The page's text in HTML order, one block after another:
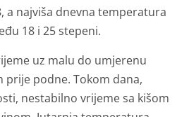
a najviša dnevna temperatura
18 i 25 stepeni.
uz malu do umjerenu
prije podne. Tokom dana,
nestabilno vrijeme sa kišom